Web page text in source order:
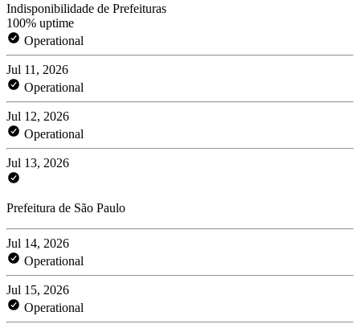
Indisponibilidade de Prefeituras
100% uptime
Operational
Jul 11, 2026
Operational
Jul 12, 2026
Operational
Jul 13, 2026
Prefeitura de São Paulo
Jul 14, 2026
Operational
Jul 15, 2026
Operational